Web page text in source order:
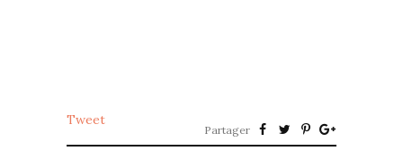
Tweet
Partager